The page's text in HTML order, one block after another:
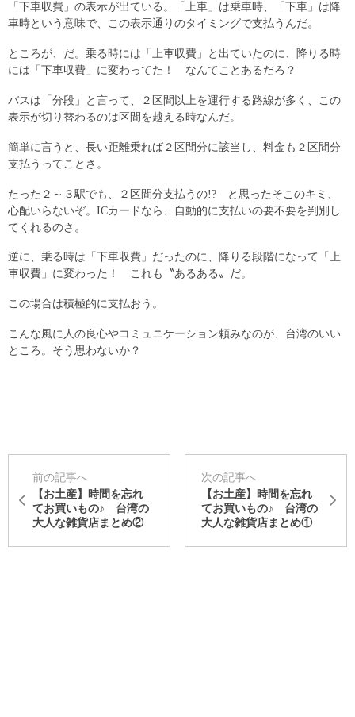
「下車収費」の表示が出ている。「上車」は乗車時、「下車」は降
車時という意味で、この表示通りのタイミングで支払うんだ。
ところが、だ。乗る時には「上車収費」と出ていたのに、降りる時
には「下車収費」に変わってた！ なんてことあるだろ？
バスは「分段」と言って、２区間以上を運行する路線が多く、この
表示が切り替わるのは区間を越える時なんだ。
簡単に言うと、長い距離乗れば２区間分に該当し、料金も２区間分
支払うってことさ。
たった２～３駅でも、２区間分支払うの!? と思ったそこのキミ、
心配いらないぞ。ICカードなら、自動的に支払いの要不要を判別し
てくれるのさ。
逆に、乗る時は「下車収費」だったのに、降りる段階になって「上
車収費」に変わった！ これも〝あるある〟だ。
この場合は積極的に支払おう。
こんな風に人の良心やコミュニケーション頼みなのが、台湾のいい
ところ。そう思わないか？
前の記事へ
【お土産】時間を忘れ
てお買いもの♪ 台湾の
大人な雑貨店まとめ②
次の記事へ
【お土産】時間を忘れ
てお買いもの♪ 台湾の
大人な雑貨店まとめ①